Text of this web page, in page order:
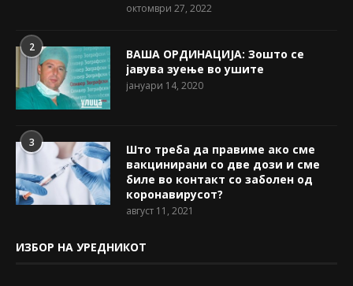
октомври 27, 2022
2
ВАША ОРДИНАЦИЈА: Зошто се
јавува зуење во ушите
јануари 14, 2020
3
Што треба да правиме ако сме
вакцинирани со две дози и сме
биле во контакт со заболен од
коронавирусот?
август 11, 2021
ИЗБОР НА УРЕДНИКОТ